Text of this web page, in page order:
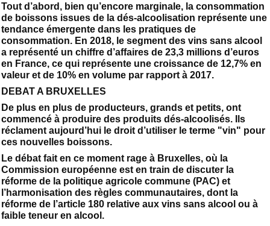
Tout d’abord, bien qu’encore marginale, la consommation
de boissons issues de la dés-alcoolisation représente une
tendance émergente dans les pratiques de
consommation. En 2018, le segment des vins sans alcool
a représenté un chiffre d’affaires de 23,3 millions d’euros
en France, ce qui représente une croissance de 12,7% en
valeur et de 10% en volume par rapport à 2017.
DEBAT A BRUXELLES
De plus en plus de producteurs, grands et petits, ont
commencé à produire des produits dés-alcoolisés. Ils
réclament aujourd’hui le droit d’utiliser le terme "vin" pour
ces nouvelles boissons.
Le débat fait en ce moment rage à Bruxelles, où la
Commission européenne est en train de discuter la
réforme de la politique agricole commune (PAC) et
l’harmonisation des règles communautaires, dont la
réforme de l’article 180 relative aux vins sans alcool ou à
faible teneur en alcool.